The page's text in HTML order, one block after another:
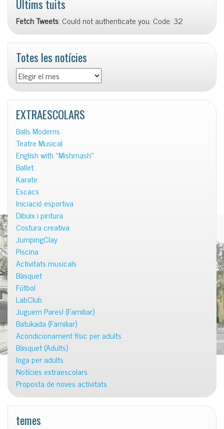
Últims tuits
Fetch Tweets: Could not authenticate you. Code: 32
Totes les notícies
Totes
les
notícies
EXTRAESCOLARS
Balls Moderns
Teatre Musical
English with «Mishmash»
Ballet
Karate
Escacs
Iniciació esportiva
Dibuix i pintura
Costura creativa
JumpingClay
Piscina
Activitats musicals
Bàsquet
Fútbol
LabClub
Juguem Pares! (Familiar)
Batukada (Familiar)
Acondicionament físic per adults
Bàsquet (Adults)
Ioga per adults
Notícies extraescolars
Proposta de noves activitats
temes